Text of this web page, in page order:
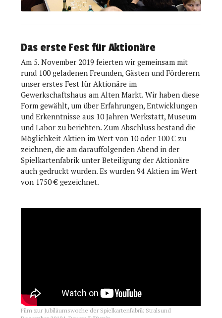
Das erste Fest für Aktionäre
Am 5. November 2019 feierten wir gemeinsam mit
rund 100 geladenen Freunden, Gästen und Förderern
unser erstes Fest für Aktionäre im
Gewerkschaftshaus am Alten Markt. Wir haben diese
Form gewählt, um über Erfahrungen, Entwicklungen
und Erkenntnisse aus 10 Jahren Werkstatt, Museum
und Labor zu berichten. Zum Abschluss bestand die
Möglichkeit Aktien im Wert von 10 oder 100 € zu
zeichnen, die am darauffolgenden Abend in der
Spielkartenfabrik unter Beteiligung der Aktionäre
auch gedruckt wurden. Es wurden 94 Aktien im Wert
von 1750 € gezeichnet.
Film zur Jubiläumswoche der Spielkartenfabrik Stralsund